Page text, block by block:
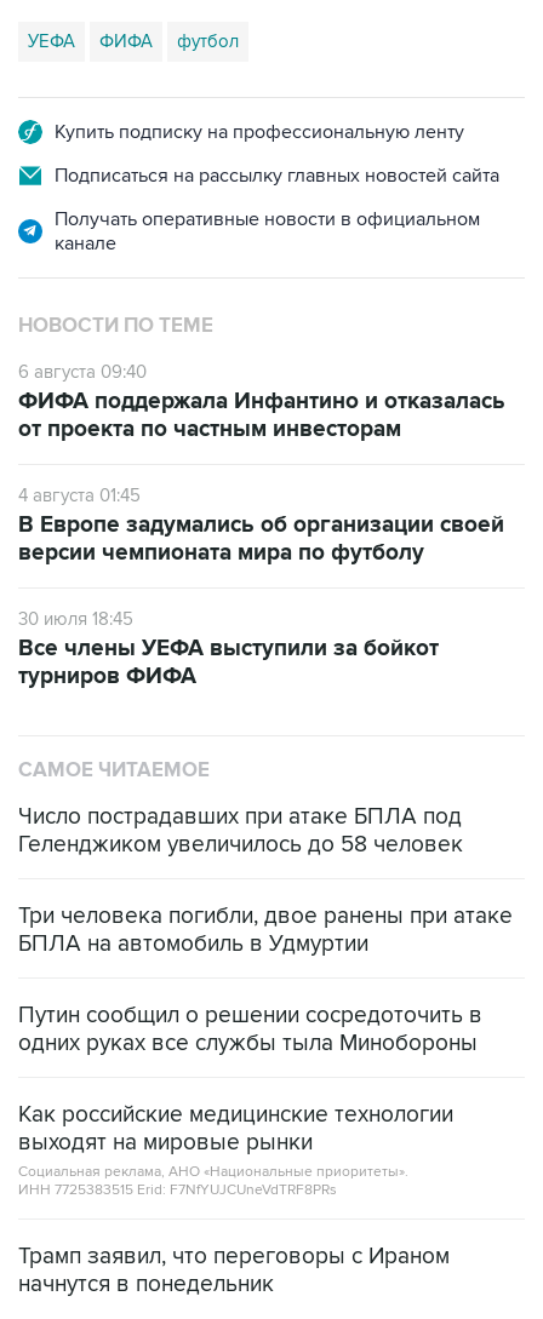
УЕФА ФИФА футбол
Купить подписку на профессиональную ленту
Подписаться на рассылку главных новостей сайта
Получать оперативные новости в официальном
канале
НОВОСТИ ПО ТЕМЕ
6 августа 09:40
ФИФА поддержала Инфантино и отказалась
от проекта по частным инвесторам
4 августа 01:45
В Европе задумались об организации своей
версии чемпионата мира по футболу
30 июля 18:45
Все члены УЕФА выступили за бойкот
турниров ФИФА
САМОЕ ЧИТАЕМОЕ
Число пострадавших при атаке БПЛА под
Геленджиком увеличилось до 58 человек
Три человека погибли, двое ранены при атаке
БПЛА на автомобиль в Удмуртии
Путин сообщил о решении сосредоточить в
одних руках все службы тыла Минобороны
Как российские медицинские технологии
выходят на мировые рынки
Социальная реклама, АНО «Национальные приоритеты».
ИНН 7725383515 Erid: F7NfYUJCUneVdTRF8PRs
Трамп заявил, что переговоры с Ираном
начнутся в понедельник